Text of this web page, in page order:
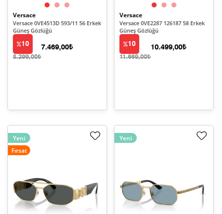
Versace
Versace 0VE4513D 593/11 56 Erkek
Güneş Gözlüğü
10
8.299,00₺
7.469,00₺
Versace
Versace 0VE2287 126187 58 Erkek
Güneş Gözlüğü
10
11.669,00₺
10.499,00₺
Yeni
Fırsat
Yeni